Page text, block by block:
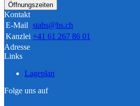
Öffnungszeiten
Kontakt
E-Mail stabs@bs.ch
Kanzlei +41 61 267 86 01
Adresse
Links
Lageplan
Folge uns auf